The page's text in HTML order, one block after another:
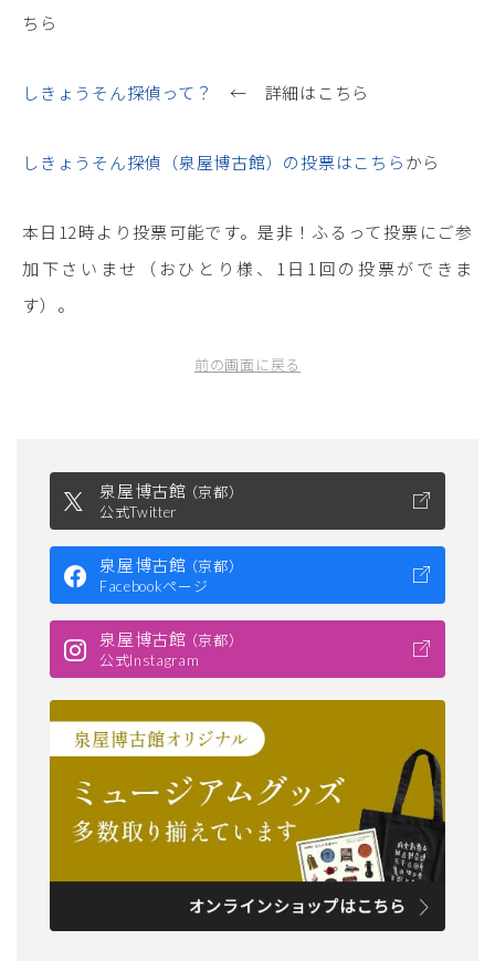
ちら
しきょうそん探偵って？ ← 詳細はこちら
しきょうそん探偵（泉屋博古館）の投票はこちらから
本日12時より投票可能です。是非！ふるって投票にご参
加下さいませ（おひとり様、1日1回の投票ができま
す）。
前の画面に戻る
泉屋博古館
京都
公式Twitter
泉屋博古館
京都
Facebookページ
泉屋博古館
京都
公式Instagram